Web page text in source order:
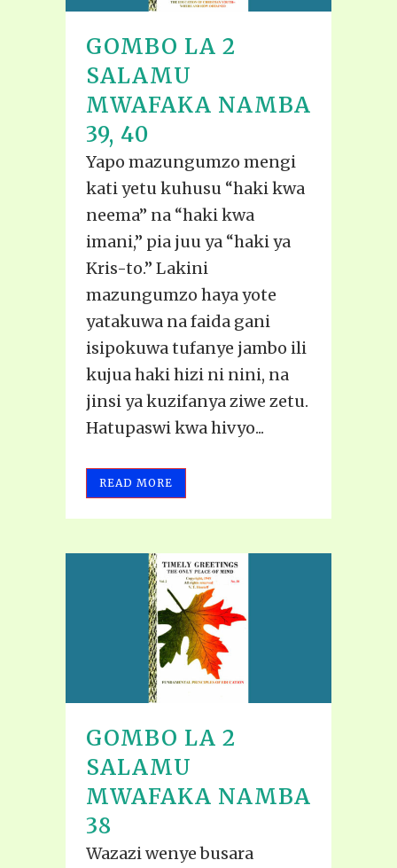
GOMBO LA 2
SALAMU
MWAFAKA NAMBA
39, 40
Yapo mazungumzo mengi
kati yetu kuhusu “haki kwa
neema” na “haki kwa
imani,” pia juu ya “haki ya
Kris-to.” Lakini
mazungumzo haya yote
yatakuwa na faida gani
isipokuwa tufanye jambo ili
kujua haki hizi ni nini, na
jinsi ya kuzifanya ziwe zetu.
Hatupaswi kwa hivyo...
READ MORE
GOMBO LA 2
SALAMU
MWAFAKA NAMBA
38
Wazazi wenye busara